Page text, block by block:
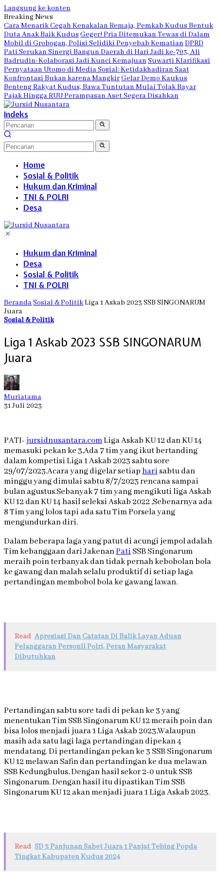
Langsung ke konten
Breaking News
Cara Menarik Cegah Kenakalan Remaja, Pemkab Kudus Bentuk
Duta Anak Baik Kudus Geger! Pria Ditemukan Tewas di Dalam
Mobil di Grobogan, Polisi Selidiki Penyebab Kematian DPRD
Pati Serukan Sinergi Bangun Daerah di Hari Jadi ke-703, Ali
Badrudin: Kolaborasi Jadi Kunci Kemajuan Suwarti Klarifikasi
Pernyataan Utomo di Media Sosial: Ketidakhadiran Saat
Konfrontasi Bukan karena MangkirGelar Demo Kaukus
Benteng Rakyat Kudus, Bawa Tuntutan Mulai Tolak Bayar
Pajak Hingga RUU Perampasan Aset Segera Disahkan
Indeks
Home
Sosial & Politik
Hukum dan Kriminal
TNI & POLRI
Desa
Hukum dan Kriminal
Desa
Sosial & Politik
TNI & POLRI
BerandaSosial & PolitikLiga 1 Askab 2023 SSB SINGONARUM
Juara
Sosial & Politik
Liga 1 Askab 2023 SSB SINGONARUM
Juara
Muriatama
31 Juli 2023
PATI-jursidnusantara.comLiga Askab KU 12 dan KU 14
memasuki pekan ke 3,Ada 7 tim yang ikut bertanding
dalam kompetisi Liga 1 Askab 2023 sabtu sore
29/07/2023.Acara yang digelar setiapharisabtu dan
minggu yang dimulai sabtu 8/7/2023 rencana sampai
bulan agustus.Sebanyak 7 tim yang mengikuti liga Askab
KU 12 dan KU 14 hasil seleksi Askab 2022 ,Sebenarnya ada
8 Tim yang lolos tapi ada satu Tim Porsela yang
mengundurkan diri.
Dalam beberapa laga yang patut di acungi jempol adalah
Tim kebanggaan dari JakenanPatiSSB Singonarum
meraih poin terbanyak dan tidak pernah kebobolan bola
ke gawang dan malah selalu produktif di setiap laga
pertandingan membobol bola ke gawang lawan.
Read Apresiasi Dan Catatan Di Balik Layan Aduan
Pelanggaran Personil Polri, Peran Masyarakat
Dibutuhkan
Pertandingan sabtu sore tadi di pekan ke 3 yang
menentukan Tim SSB Singonarum KU 12 meraih poin dan
bisa lolos menjadi juara 1 Liga Askab 2023,Walaupun
masih ada satu lagi laga pertandingan dipekan 4
mendatang. Di pertandingan pekan ke 3 SSB Singonarum
KU 12 melawan Safin dan pertandingan ke dua melawan
SSB Kedungbulus, Dengan hasil sekor 2-0 untuk SSB
Singonarum. Dengan hasil itu dipastikan Tim SSB
Singonarum KU 12 akan menjadi juara 1 Liga Askab 2023.
Read SD 3 Panjunan Sabet Juara 1 Panjat Tebing Popda
Tingkat Kabupaten Kudus 2024